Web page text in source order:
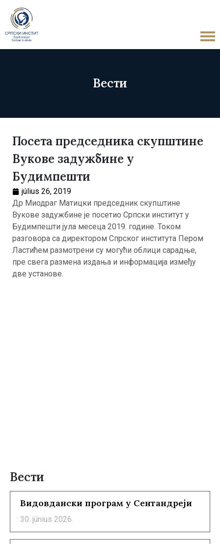
Вести
Посета председника скупштине
Вукове задужбине у
Будимпешти
július 26, 2019
Др Миодраг Матицки председник скупштине
Вукове задужбине је посетио Српски институт у
Будимпешти јула месеца 2019. године. Током
разговора са директором Спрског института Пером
Ластићем размотрени су могући облици сарадње,
пре свега размена издања и информација између
две установе.
Вести
Видовдански програм у Сентандреји
30. június 2026.